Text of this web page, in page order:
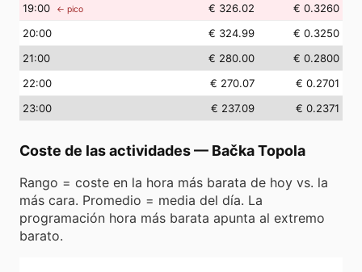
19:00 ← pico € 326.02
€ 0.3260
20:00 € 324.99
€ 0.3250
21:00 € 280.00
€ 0.2800
22:00 € 270.07
€ 0.2701
23:00 € 237.09 € 0.2371
Coste de las actividades— Bačka Topola
Rango = coste en la hora más barata de hoy vs. la
más cara. Promedio = media del día. La
programación hora más barata apunta al extremo
barato.